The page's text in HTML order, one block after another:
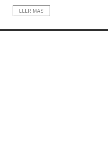
LEER MAS